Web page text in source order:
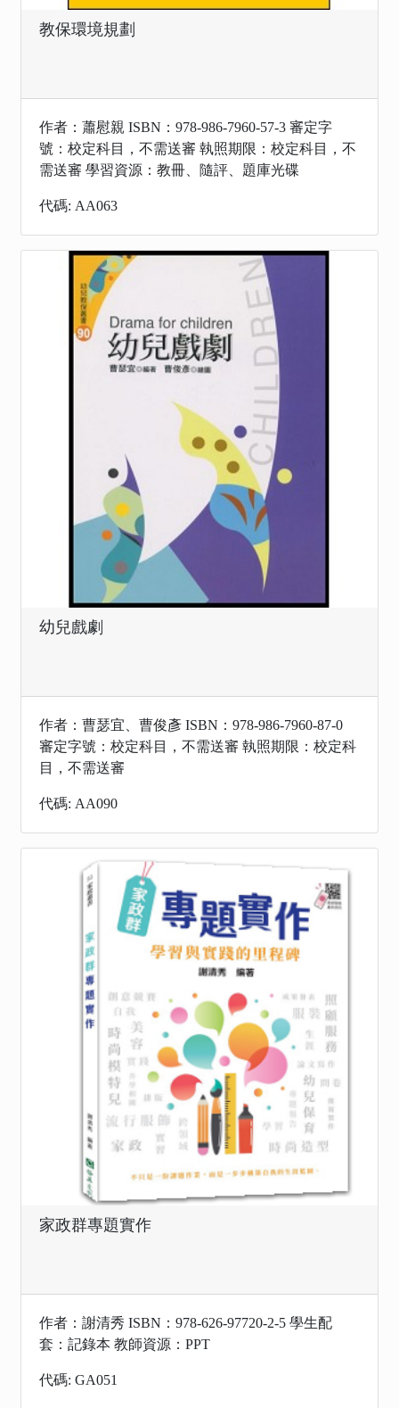
教保環境規劃
作者：蕭慰親 ISBN：978-986-7960-57-3 審定字
號：校定科目，不需送審 執照期限：校定科目，不
需送審 學習資源：教冊、隨評、題庫光碟
代碼: AA063
幼兒戲劇
作者：曹瑟宜、曹俊彥 ISBN：978-986-7960-87-0
審定字號：校定科目，不需送審 執照期限：校定科
目，不需送審
代碼: AA090
家政群專題實作
作者：謝清秀 ISBN：978-626-97720-2-5 學生配
套：記錄本 教師資源：PPT
代碼: GA051